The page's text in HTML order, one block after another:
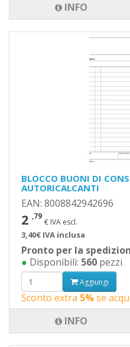
INFO
BLOCCO BUONI DI
AUTORICALCANTI
EAN: 8008842942696
2 ,79
€ IVA escl.
3,40€ IVA inclusa
Pronto per la
● Disponibili: 560 pezzi
Aggiungi
Sconto extra 5%se
INFO